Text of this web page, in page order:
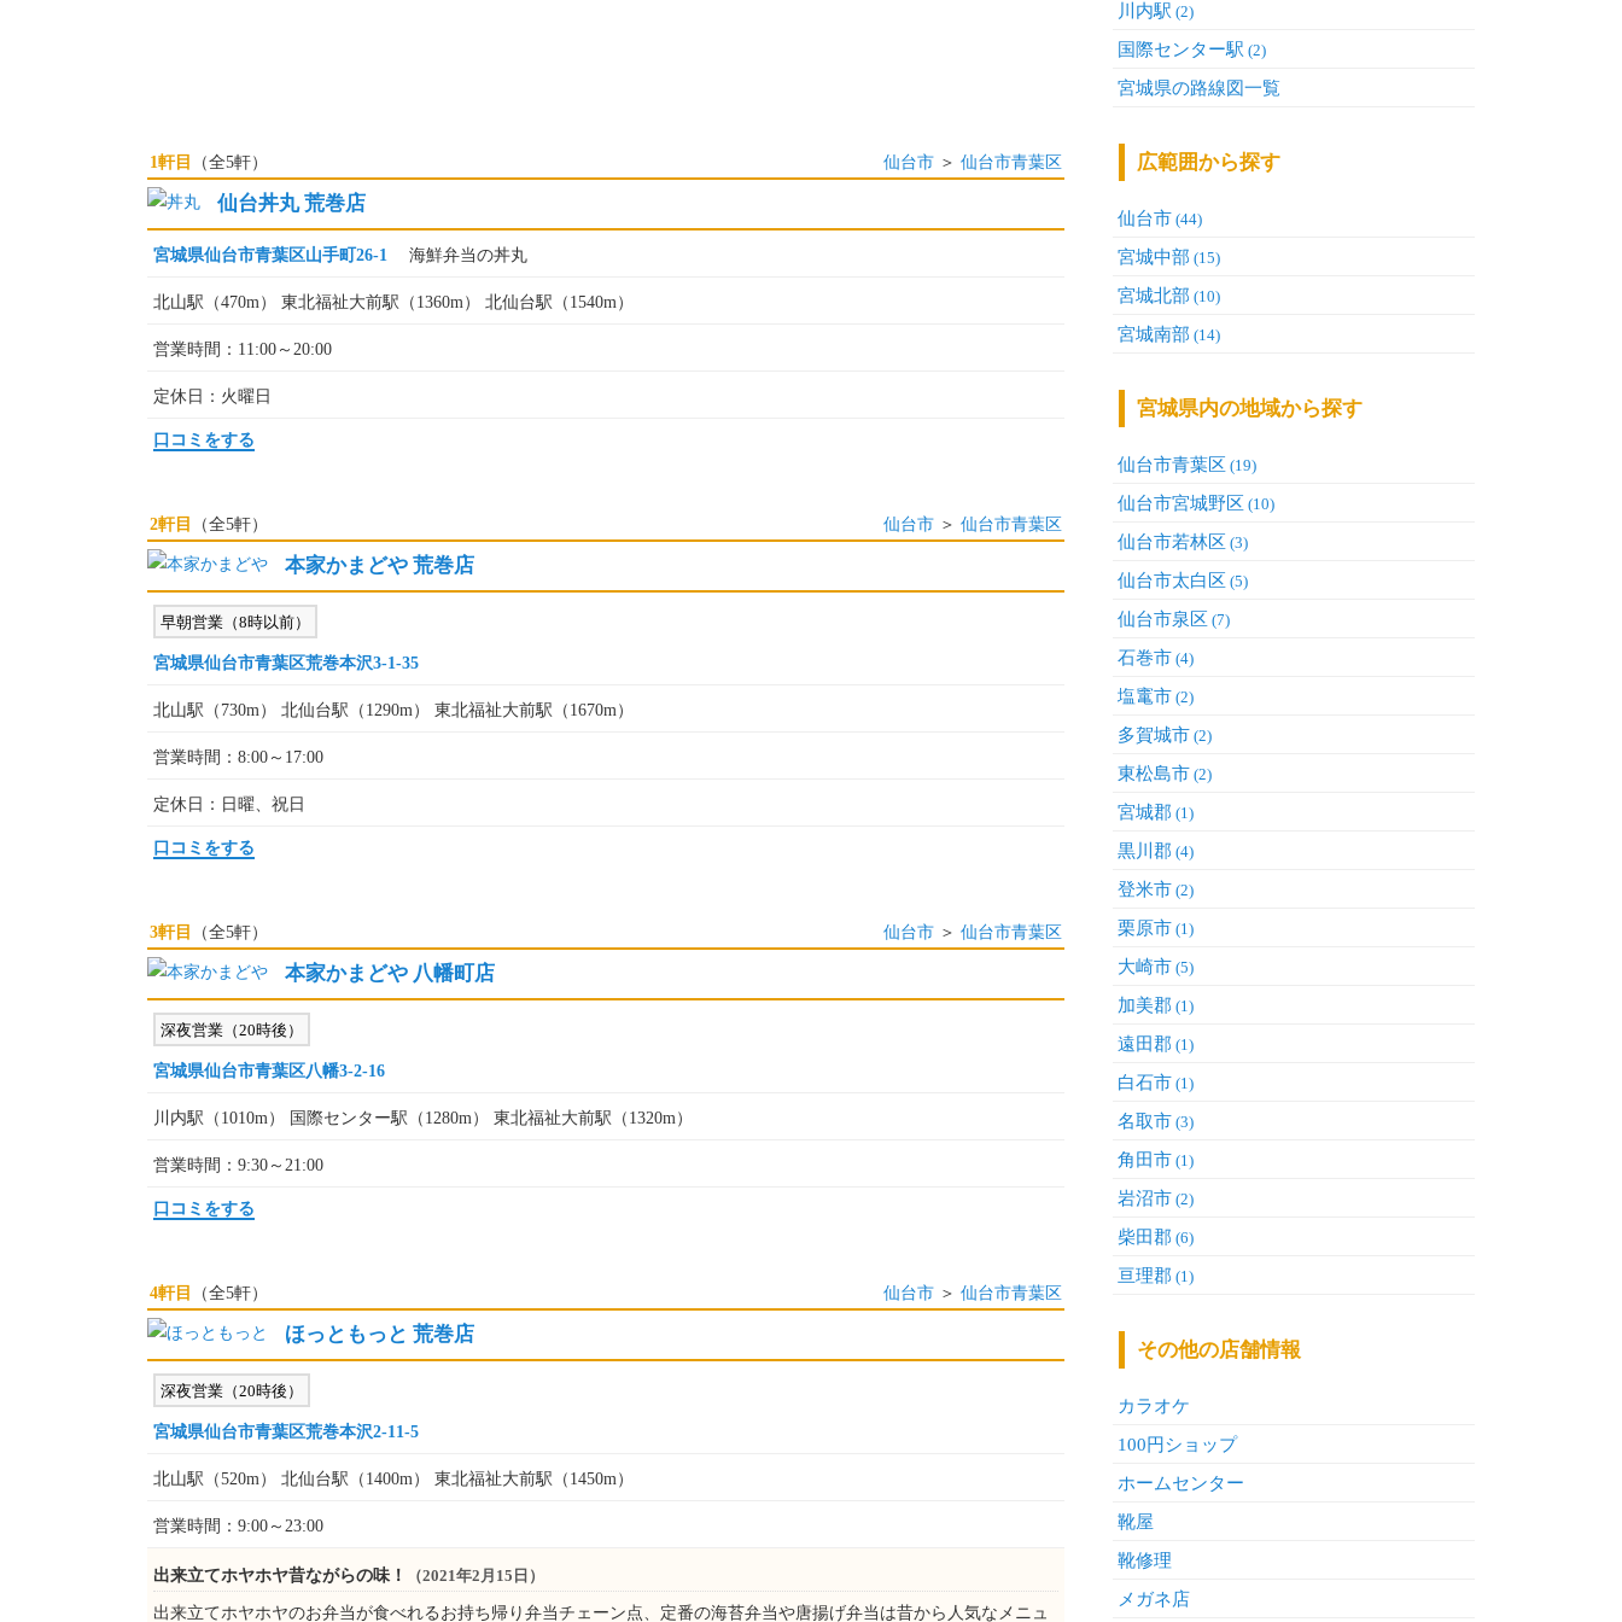
1軒目 （全5軒） 仙台市 ＞ 仙台市青葉区
仙台丼丸 荒巻店
宮城県仙台市青葉区山手町26-1 海鮮弁当の丼丸
北山駅（470m） 東北福祉大前駅（1360m） 北仙台駅（1540m）
営業時間：11:00～20:00
定休日：火曜日
口コミをする
2軒目 （全5軒） 仙台市 ＞ 仙台市青葉区
本家かまどや 荒巻店
早朝営業（8時以前）
宮城県仙台市青葉区荒巻本沢3-1-35
北山駅（730m） 北仙台駅（1290m） 東北福祉大前駅（1670m）
営業時間：8:00～17:00
定休日：日曜、祝日
口コミをする
3軒目 （全5軒） 仙台市 ＞ 仙台市青葉区
本家かまどや 八幡町店
深夜営業（20時後）
宮城県仙台市青葉区八幡3-2-16
川内駅（1010m） 国際センター駅（1280m） 東北福祉大前駅（1320m）
営業時間：9:30～21:00
口コミをする
4軒目 （全5軒） 仙台市 ＞ 仙台市青葉区
ほっともっと 荒巻店
深夜営業（20時後）
宮城県仙台市青葉区荒巻本沢2-11-5
北山駅（520m） 北仙台駅（1400m） 東北福祉大前駅（1450m）
営業時間：9:00～23:00
出来立てホヤホヤ昔ながらの味！ （2021年2月15日）
出来立てホヤホヤのお弁当が食べれるお持ち帰り弁当チェーン点、定番の海苔弁当や唐揚げ弁当は昔から人気なメニュ
川内駅 (2)
国際センター駅 (2)
宮城県の路線図一覧
広範囲から探す
仙台市 (44)
宮城中部 (15)
宮城北部 (10)
宮城南部 (14)
宮城県内の地域から探す
仙台市青葉区 (19)
仙台市宮城野区 (10)
仙台市若林区 (3)
仙台市太白区 (5)
仙台市泉区 (7)
石巻市 (4)
塩竃市 (2)
多賀城市 (2)
東松島市 (2)
宮城郡 (1)
黒川郡 (4)
登米市 (2)
栗原市 (1)
大崎市 (5)
加美郡 (1)
遠田郡 (1)
白石市 (1)
名取市 (3)
角田市 (1)
岩沼市 (2)
柴田郡 (6)
亘理郡 (1)
その他の店舗情報
カラオケ
100円ショップ
ホームセンター
靴屋
靴修理
メガネ店